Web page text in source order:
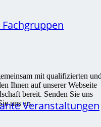
Veranstaltungen
mit qualifizierten
Ihnen auf unserer Webseite
bereit. Senden Sie uns
uns an.